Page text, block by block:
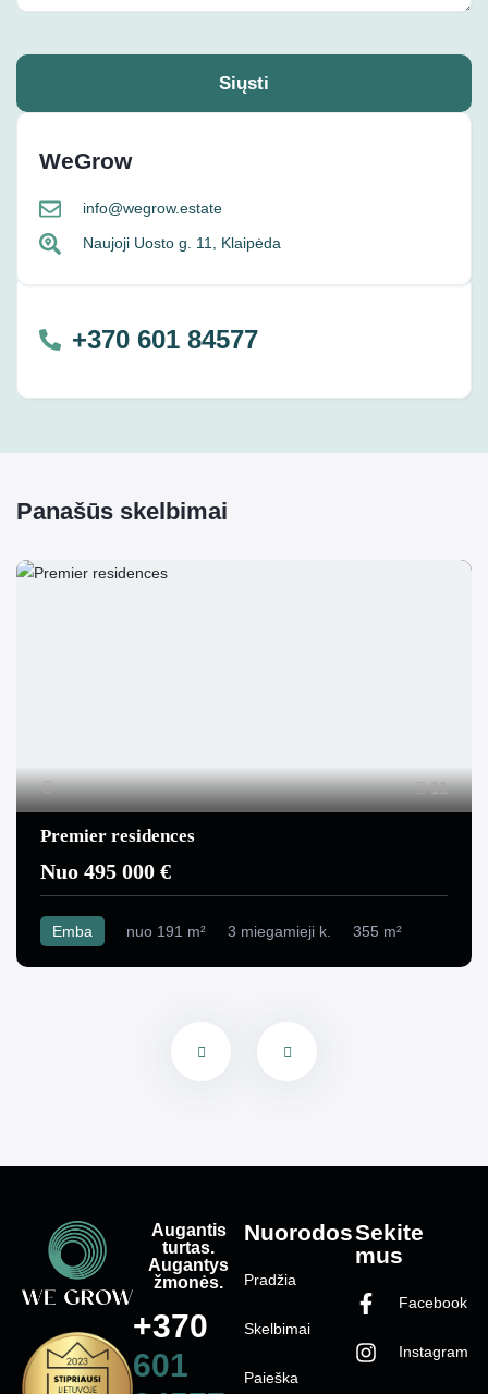
Siųsti
WeGrow
info@wegrow.estate
Naujoji Uosto g. 11, Klaipėda
+370 601 84577
Panašūs skelbimai
11
Premier residences
Nuo 495 000 €
Emba nuo 191 m² 3 miegamieji k. 355 m²
Nuorodos
Pradžia
Skelbimai
Paieška
Sekite
mus
Facebook
Instagram
Augantis
turtas.
Augantys
žmonės.
+370
601